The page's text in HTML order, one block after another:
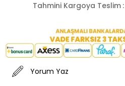
Tahmini Kargoya Teslim :
Yorum Yaz